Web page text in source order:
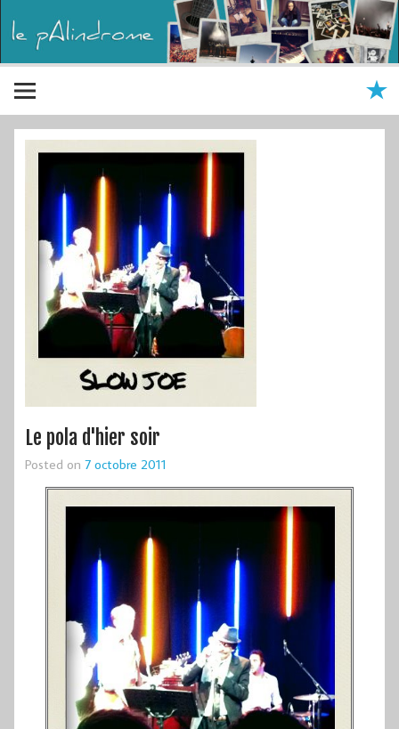
Le pola d'hier soir
Posted on 7 octobre 2011